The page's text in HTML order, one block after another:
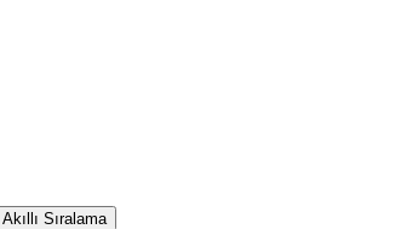
Akıllı Sıralama